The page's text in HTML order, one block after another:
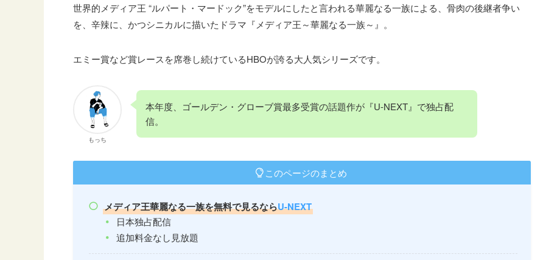
世界的メディア王 “ルパート・マードック”をモデルにしたと言われる華麗なる一族による、骨肉の後継者争い
を、辛辣に、かつシニカルに描いたドラマ『メディア王～華麗なる一族～』。
エミー賞など賞レースを席巻し続けているHBOが誇る大人気シリーズです。
もっち
本年度、ゴールデン・グローブ賞最多受賞の話題作が『U-NEXT』で独占配
信。
このページのまとめ
メディア王華麗なる一族を無料で見るならU-NEXT
日本独占配信
追加料金なし見放題